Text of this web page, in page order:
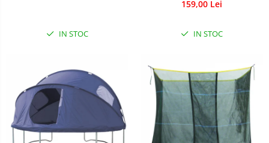
IN STOC
159,00 Lei
IN STOC